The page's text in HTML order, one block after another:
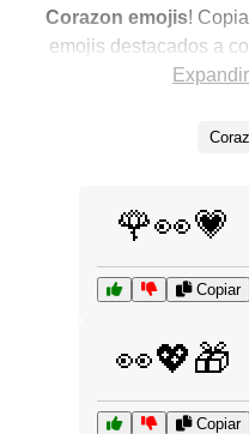
Corazon emojis!
emojis destacados a
conversaciones para
mostrando primero los
🌹👀💗
Copiar
👀💖🎁
Copiar